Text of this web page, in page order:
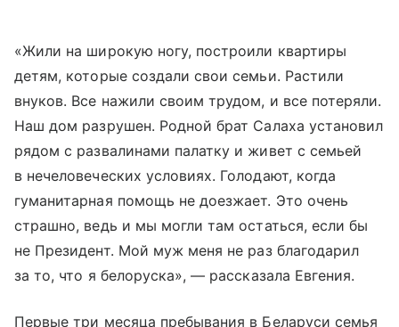
«Жили на широкую ногу, построили квартиры
детям, которые создали свои семьи. Растили
внуков. Все нажили своим трудом, и все потеряли.
Наш дом разрушен. Родной брат Салаха установил
рядом с развалинами палатку и живет с семьей
в нечеловеческих условиях. Голодают, когда
гуманитарная помощь не доезжает. Это очень
страшно, ведь и мы могли там остаться, если бы
не Президент. Мой муж меня не раз благодарил
за то, что я белоруска», — рассказала Евгения.
Первые три месяца пребывания в Беларуси семья